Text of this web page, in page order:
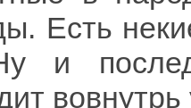
Есть
и
вовнутрь